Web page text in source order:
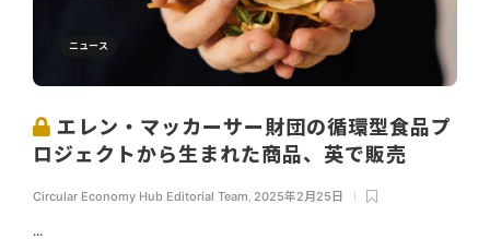
ニュース
エレン・マッカーサー財団の循環型食品プ
ロジェクトから生まれた商品、英で販売
Circular Economy Hub Editorial Team 2025年2月25日
...